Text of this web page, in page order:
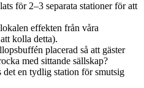
för 2–3 separata stationer för att
effekten från våra
kolla detta).
placerad så att gäster
med sittande sällskap?
en tydlig station för smutsig